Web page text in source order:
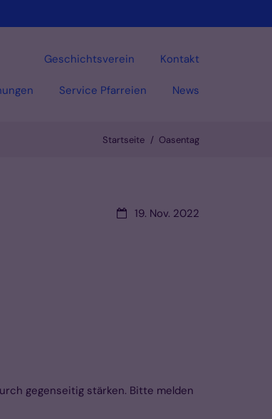
Service Pfarreien News
Geschichtsverein Kontakt
Startseite Oasentag
Datum:19. Nov. 2022
gegenseitig stärken. Bitte melden